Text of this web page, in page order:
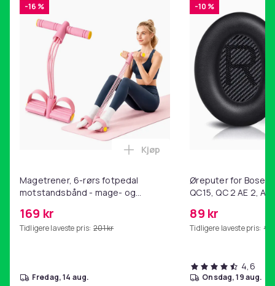
-16 %
Magetrener, 6-rørs fotpedal
motstandsbånd - mage- og
hjemmegymnastikk Pink
169 kr
Tidligere laveste pris: 201 kr
Legg Magetrener, 6-rørs
Kjøp
fredag, 14 aug.
-10 %
Øreputer for Bose
QC15, QC 2 AE 2, AE
89 kr
Tidligere laveste pris: 99
4,6
onsdag, 19 aug.